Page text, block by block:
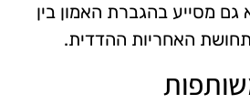
גם מסייע בהגברת האמון בין
האחריות ההדדית.